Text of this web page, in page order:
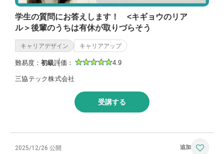
学生の質問にお答えします！ <キギョウのリア
ル＞後輩のうちは有休が取りづらそう
キャリアデザイン キャリアアップ
難易度： 初級評価： 4.9
三協テック株式会社
受講する
2025/12/26 公開